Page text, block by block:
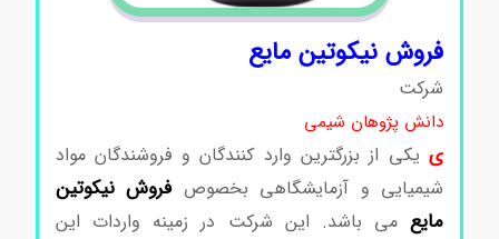
فروش نیکوتین مایع
شرکت
دانش پژوهان شیمی
یکی از بزرگترین وارد کنندگان و فروشندگان مواد
شیمیایی و آزمایشگاهی بخصوصفروش نیکوتین
مایعمی باشد. این شرکت در زمینه واردات این